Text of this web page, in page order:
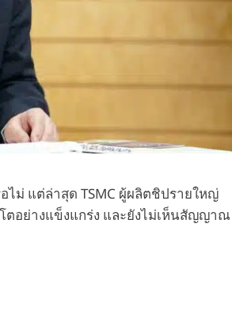
ไม่ แต่ล่าสุด TSMC ผู้ผลิตชิปรายใหญ่
ตอย่างแข็งแกร่ง และยังไม่เห็นสัญญาณ